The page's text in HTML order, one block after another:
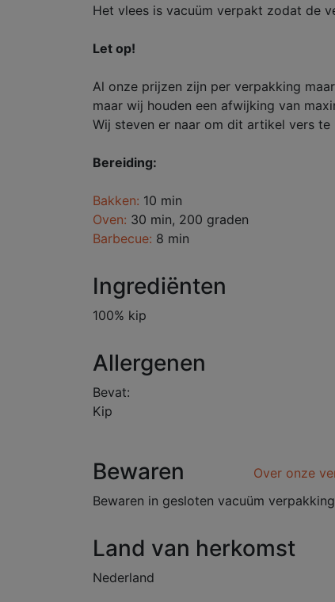
Het vlees is vacuüm verpakt zodat de
Let op!
Al onze prijzen zijn per verpakking
maar wij houden een afwijking van
Wij steven er naar om dit artikel vers
Bereiding:
Bakken: 10 min
Oven: 30 min, 200 graden
Barbecue: 8 min
Ingrediënten
100% kip
Allergenen
Bevat:
Kip
Bewaren
Over onze
Bewaren in gesloten vacuüm
Land van herkomst
Nederland